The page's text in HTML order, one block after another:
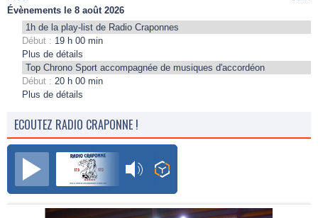
Évènements le 8 août 2026
1h de la play-list de Radio Craponnes
Début : 19 h 00 min
Plus de détails
Top Chrono Sport accompagnée de musiques d'accordéon
Début : 20 h 00 min
Plus de détails
ECOUTEZ RADIO CRAPONNE !
Radio Craponne FM